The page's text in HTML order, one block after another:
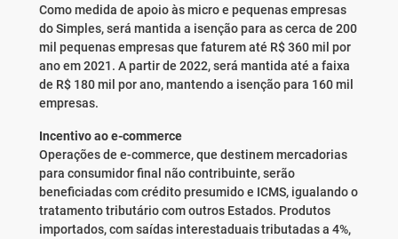
Como medida de apoio às micro e pequenas empresas
do Simples, será mantida a isenção para as cerca de 200
mil pequenas empresas que faturem até R$ 360 mil por
ano em 2021. A partir de 2022, será mantida até a faixa
de R$ 180 mil por ano, mantendo a isenção para 160 mil
empresas.
Incentivo ao e-commerce
Operações de e-commerce, que destinem mercadorias
para consumidor final não contribuinte, serão
beneficiadas com crédito presumido e ICMS, igualando o
tratamento tributário com outros Estados. Produtos
importados, com saídas interestaduais tributadas a 4%,